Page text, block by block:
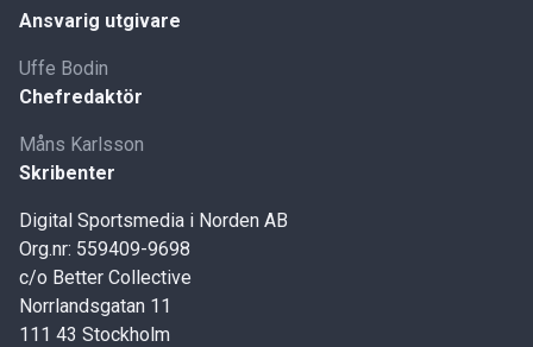
Ansvarig utgivare
Uffe Bodin
Chefredaktör
Måns Karlsson
Skribenter
Digital Sportsmedia i Norden AB
Org.nr: 559409-9698
c/o Better Collective
Norrlandsgatan 11
111 43 Stockholm